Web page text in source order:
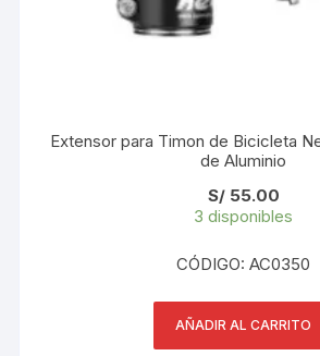
Extensor para Timon de Bicicleta
de Aluminio
S/55.00
3 disponibles
CÓDIGO: AC0350
AÑADIR AL CARRITO